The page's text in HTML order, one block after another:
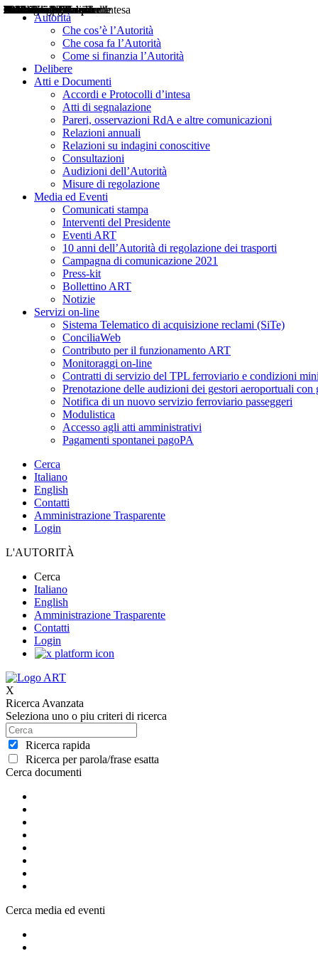
Autorità
Che cos’è l’Autorità
Che cosa fa l’Autorità
Come si finanzia l’Autorità
Delibere
Atti e Documenti
Accordi e Protocolli d’intesa
Atti di segnalazione
Pareri, osservazioni RdA e altre comunicazioni
Relazioni annuali
Relazioni su indagini conoscitive
Consultazioni
Audizioni dell’Autorità
Misure di regolazione
Media ed Eventi
Comunicati stampa
Interventi del Presidente
Eventi ART
10 anni dell’Autorità di regolazione dei trasporti
Campagna di comunicazione 2021
Press-kit
Bollettino ART
Notizie
Servizi on-line
Sistema Telematico di acquisizione reclami (SiTe)
ConciliaWeb
Contributo per il funzionamento ART
Monitoraggi on-line
Contratti di servizio del TPL ferroviario e condizioni
Prenotazione delle audizioni dei gestori aeroportuali con
Notifica di un nuovo servizio ferroviario passeggeri
Modulistica
Accesso agli atti amministrativi
Pagamenti spontanei pagoPA
Cerca
Italiano
English
Contatti
Amministrazione Trasparente
Login
L'AUTORITÀ
Cerca
Italiano
English
Amministrazione Trasparente
Contatti
Login
X
Ricerca Avanzata
Seleziona uno o piu criteri di ricerca
Ricerca rapida
Ricerca per parola/frase esatta
Cerca documenti
Delibere
Pareri
Consultazioni
Audizioni
Atti di Segnalazione
Accordi e Protocolli d'Intesa
Relazioni annuali
Misure di regolazione
Cerca media ed eventi
Notizie
Comunicati Stampa
Bollettini ART
Convegni ART
Interviste del Presidente
Articoli in primo piano
Interventi del Presidente
2004
2005
2010
2013
2014
2015
2016
2017
2018
2019
202
2020
2021
2022
2023
2024
2025
2026
Aereo
Marittimo
Terrestre